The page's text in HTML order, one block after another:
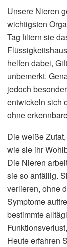
Unsere Nieren
wichtigsten
Tag filtern sie
helfen dabei,
unbemerkt.
jedoch
entwickeln sich
ohne
Die weiße
wie sie ihr
Die Nieren
sie so anfällig.
verlieren, ohne
Symptome
bestimmte
Heute erfahren